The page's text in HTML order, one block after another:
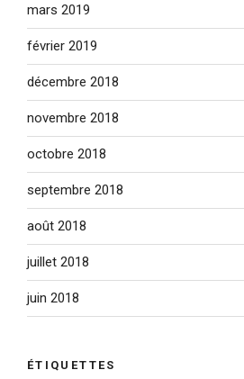
mars 2019
février 2019
décembre 2018
novembre 2018
octobre 2018
septembre 2018
août 2018
juillet 2018
juin 2018
ÉTIQUETTES